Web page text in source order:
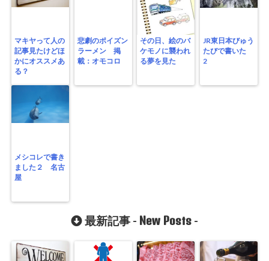
マキヤって人の
記事見たけどほ
かにオススメあ
る？
悲劇のポイズン
ラーメン 掲
載：オモコロ
その日、絵のバ
ケモノに襲われ
る夢を見た
JR東日本びゅう
たびで書いた
2
メシコレで書き
ました２ 名古
屋
最新記事 - New Posts -